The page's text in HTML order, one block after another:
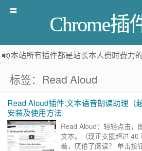
Chrome插
本站所有插件都是站长本人费时费力的人工筛选推荐
标签：Read Aloud
Read Aloud插件:文本语音朗读助理（
安装及使用方法
Read Aloud：轻轻点击，
文本。（现正支援超过 40
着，厌倦了阅读？ 单击按